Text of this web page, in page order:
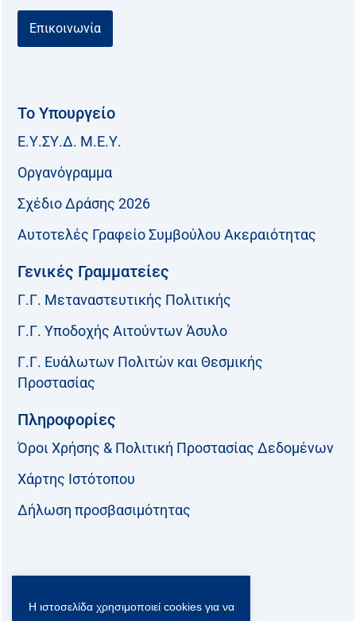
Επικοινωνία
Το Υπουργείο
Ε.Υ.ΣΥ.Δ. Μ.Ε.Υ.
Οργανόγραμμα
Σχέδιο Δράσης 2026
Αυτοτελές Γραφείο Συμβούλου Ακεραιότητας
Γενικές Γραμματείες
Γ.Γ. Μεταναστευτικής Πολιτικής
Γ.Γ. Υποδοχής Αιτούντων Άσυλο
Γ.Γ. Ευάλωτων Πολιτών και Θεσμικής
Προστασίας
Πληροφορίες
Όροι Χρήσης & Πολιτική Προστασίας Δεδομένων
Χάρτης Ιστότοπου
Δήλωση προσβασιμότητας
F T L Y
Η ιστοσελίδα χρησιμοποιεί cookies για να